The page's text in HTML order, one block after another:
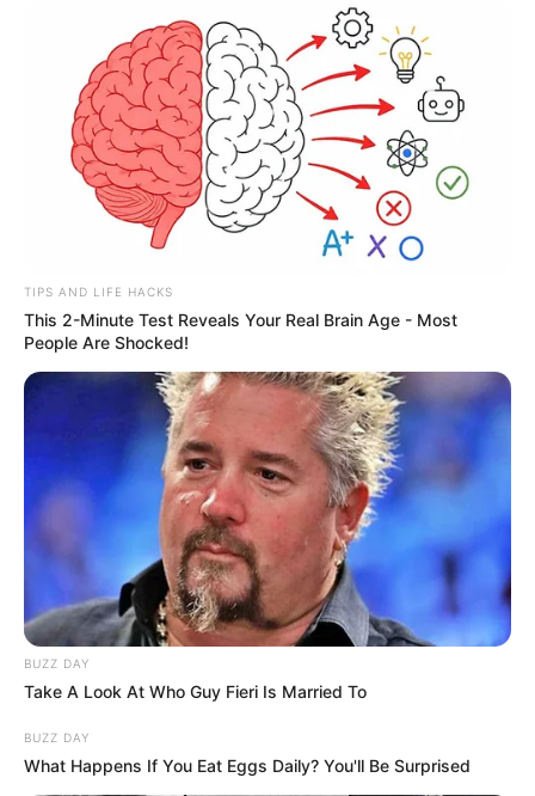
TIPS AND LIFE HACKS
This 2-Minute Test Reveals Your Real Brain Age - Most
People Are Shocked!
BUZZ DAY
Take A Look At Who Guy Fieri Is Married To
BUZZ DAY
What Happens If You Eat Eggs Daily? You'll Be Surprised